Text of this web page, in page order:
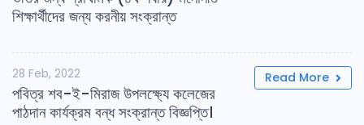
শিক্ষার্থীদের জন্য করনীয় সংক্রান্ত
28 Feb, 2022
পবিত্র শব-ই-মিরাজ উপলক্ষ্যে কলেজের
পাঠদান কার্যক্রম বন্ধ সংক্রান্ত বিজ্ঞপ্তি।
Read More